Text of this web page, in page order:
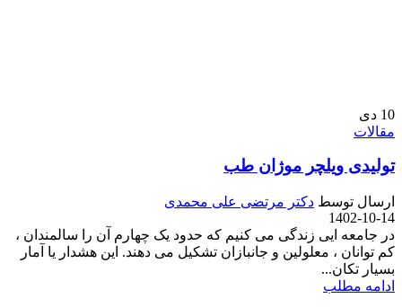
10 دی
مقالات
تولیدی ویلچر موژان طب
ارسال توسط دکتر مرتضی علی محمدی
1402-10-14
در جامعه ایی زندگی می کنیم که حدود یک چهارم آن را سالمندان ،
کم توانان ، معلولین و جانبازان تشکیل می دهند. این هشدار یا آمار
بسیار تکان...
ادامه مطلب